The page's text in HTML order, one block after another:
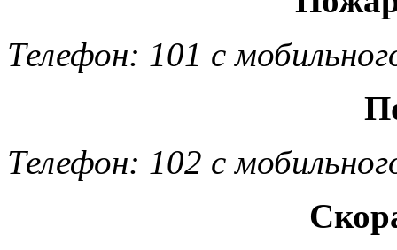
Телефон: 101 с
Телефон: 102 с